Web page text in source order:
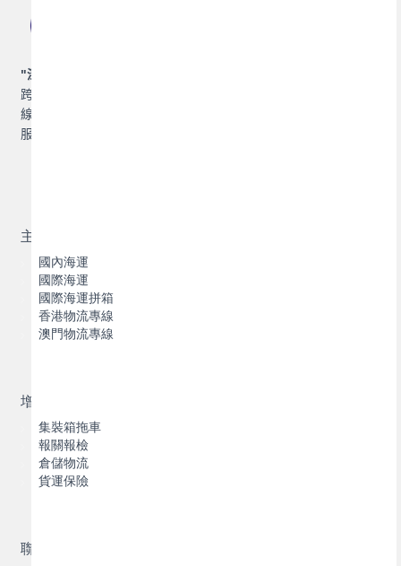
"深耕灣區，聯通世界
跨境物流解決方案，包括集裝箱國內海運、國際海運，香港專
線、澳門專線，並提供拖車，報關報檢，倉儲，保險等增值物流
服務。
主營業務
國內海運
國際海運
國際海運拼箱
香港物流專線
澳門物流專線
增值服務
集裝箱拖車
報關報檢
倉儲物流
貨運保險
聯繫我們